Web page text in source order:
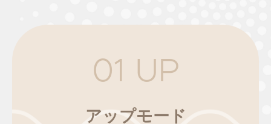
01 UP
アップモード